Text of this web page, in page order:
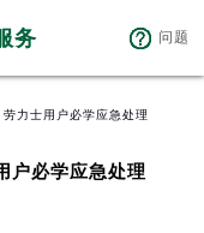
务 问题
力士用户必学应急处理
户必学应急处理